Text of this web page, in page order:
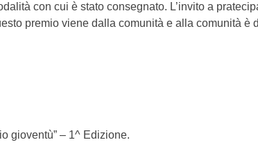
con cui è stato consegnato. L’invito a
premio viene dalla comunità e alla comunità è
gioventù” – 1^ Edizione.